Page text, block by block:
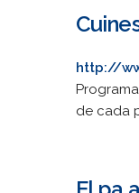
http://
de cada